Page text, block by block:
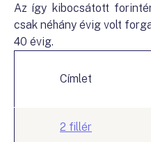
Az így kibocsátott
csak néhány évig volt
40 évig.
Címlet
2 fillér